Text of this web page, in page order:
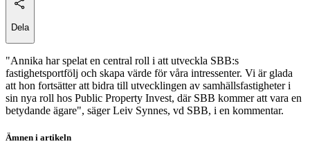
Dela
"Annika har spelat en central roll i att utveckla SBB:s
fastighetsportfölj och skapa värde för våra intressenter. Vi är glada
att hon fortsätter att bidra till utvecklingen av samhällsfastigheter i
sin nya roll hos Public Property Invest, där SBB kommer att vara en
betydande ägare", säger Leiv Synnes, vd SBB, i en kommentar.
Ämnen i artikeln